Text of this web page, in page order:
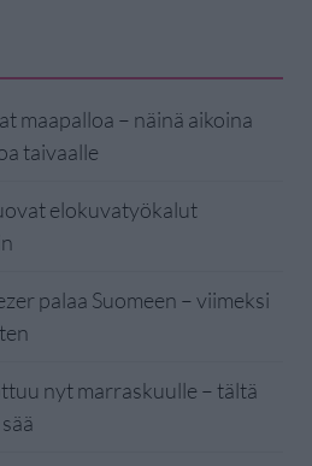
maapalloa – näinä aikoina
taivaalle
elokuvatyökalut
palaa Suomeen – viimeksi
nyt marraskuulle – tältä